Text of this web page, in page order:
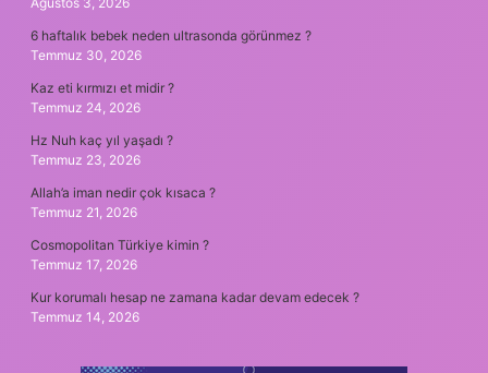
6 haftalık bebek neden ultrasonda görünmez ?
Temmuz 30, 2026
Kaz eti kırmızı et midir ?
Temmuz 24, 2026
Hz Nuh kaç yıl yaşadı ?
Temmuz 23, 2026
Allah’a iman nedir çok kısaca ?
Temmuz 21, 2026
Cosmopolitan Türkiye kimin ?
Temmuz 17, 2026
Kur korumalı hesap ne zamana kadar devam edecek ?
Temmuz 14, 2026